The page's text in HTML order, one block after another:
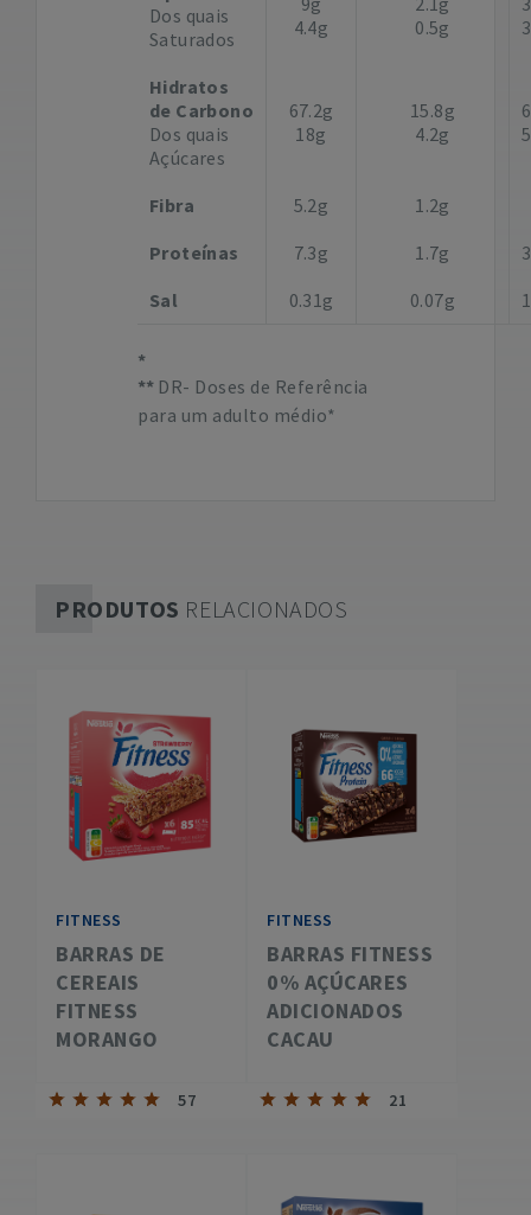
Dos quais
Saturados
4.4g
0.5g
Hidratos
de Carbono
Dos quais
Açúcares
67.2g
18g
15.8g
4.2g
Fibra 5.2g
1.2g
Proteínas
7.3g 1.7g
Sal
0.31g 0.07g
DR- Doses de Referência
para um adulto médio*
PRODUTOS RELACIONADOS
FITNESS
BARRAS DE
CEREAIS
FITNESS
MORANGO
57
FITNESS
BARRAS FITNESS
0% AÇÚCARES
ADICIONADOS
CACAU
21